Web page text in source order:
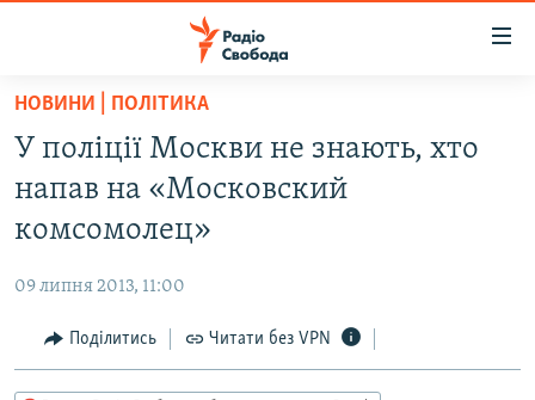
Перейти
основного
матеріалу
до
основної
Перейти
до
пошуку
ВСЕ ЗА ДОБУ
СУСПІЛЬСТВО
РОСІЙСЬКА «ФІЛЬТРАЦІЯ»
ДОНБАС.РЕАЛІЇ
НОВИНИ | ПОЛІТИКА
У поліції Москви не знають, хто
напав на «Московский
комсомолец»
09 липня 2013, 11:00
Поділитись Читати без VPN